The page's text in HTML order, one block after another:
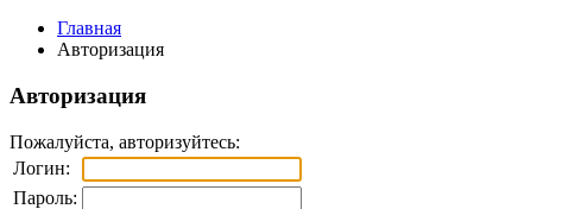
Главная
Авторизация
Авторизация
Пожалуйста, авторизуйтесь:
Логин:
Пароль: